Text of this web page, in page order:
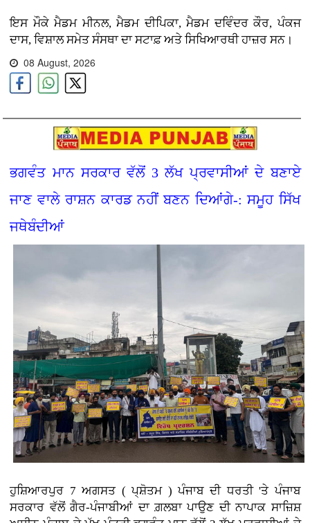
ਇਸ ਮੌਕੇ ਮੈਡਮ ਮੀਨਲ, ਮੈਡਮ ਦੀਪਿਕਾ, ਮੈਡਮ ਦਵਿੰਦਰ ਕੌਰ, ਪੰਕਜ
ਦਾਸ, ਵਿਸ਼ਾਲ ਸਮੇਤ ਸੰਸਥਾ ਦਾ ਸਟਾਫ਼ ਅਤੇ ਸਿਖਿਆਰਥੀ ਹਾਜ਼ਰ ਸਨ।
08 August, 2026
ਭਗਵੰਤ ਮਾਨ ਸਰਕਾਰ ਵੱਲੋਂ 3 ਲੱਖ ਪ੍ਰਵਾਸੀਆਂ ਦੇ ਬਣਾਏ
ਜਾਣ ਵਾਲੇ ਰਾਸ਼ਨ ਕਾਰਡ ਨਹੀਂ ਬਣਨ ਦਿਆਂਗੇ-: ਸਮੂਹ ਸਿੱਖ
ਜਥੇਬੰਦੀਆਂ
ਹੁਸ਼ਿਆਰਪੁਰ 7 ਅਗਸਤ ( ਪ੍ਸ਼ੋਤਮ ) ਪੰਜਾਬ ਦੀ ਧਰਤੀ 'ਤੇ ਪੰਜਾਬ
ਸਰਕਾਰ ਵੱਲੋਂ ਗੈਰ-ਪੰਜਾਬੀਆਂ ਦਾ ਗ਼ਲਬਾ ਪਾਉਣ ਦੀ ਨਾਪਾਕ ਸਾਜ਼ਿਸ਼